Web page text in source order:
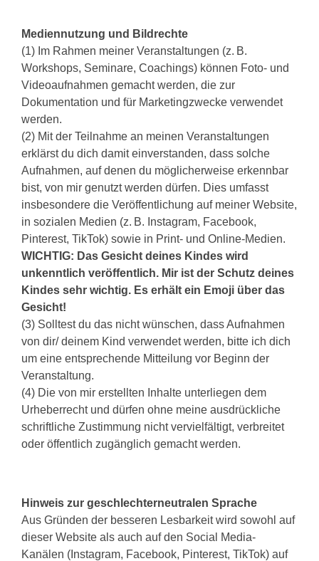
Mediennutzung und Bildrechte
(1) Im Rahmen meiner Veranstaltungen (z. B.
Workshops, Seminare, Coachings) können Foto- und
Videoaufnahmen gemacht werden, die zur
Dokumentation und für Marketingzwecke verwendet
werden.
(2) Mit der Teilnahme an meinen Veranstaltungen
erklärst du dich damit einverstanden, dass solche
Aufnahmen, auf denen du möglicherweise erkennbar
bist, von mir genutzt werden dürfen. Dies umfasst
insbesondere die Veröffentlichung auf meiner Website,
in sozialen Medien (z. B. Instagram, Facebook,
Pinterest, TikTok) sowie in Print- und Online-Medien.
WICHTIG: Das Gesicht deines Kindes wird
unkenntlich veröffentlich. Mir ist der Schutz deines
Kindes sehr wichtig. Es erhält ein Emoji über das
Gesicht!
(3) Solltest du das nicht wünschen, dass Aufnahmen
von dir/ deinem Kind verwendet werden, bitte ich dich
um eine entsprechende Mitteilung vor Beginn der
Veranstaltung.
(4) Die von mir erstellten Inhalte unterliegen dem
Urheberrecht und dürfen ohne meine ausdrückliche
schriftliche Zustimmung nicht vervielfältigt, verbreitet
oder öffentlich zugänglich gemacht werden.
Hinweis zur geschlechterneutralen Sprache
Aus Gründen der besseren Lesbarkeit wird sowohl auf
dieser Website als auch auf den Social Media-
Kanälen (Instagram, Facebook, Pinterest, TikTok) auf